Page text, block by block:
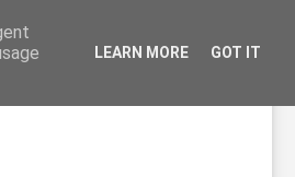
LEARN MORE GOT IT